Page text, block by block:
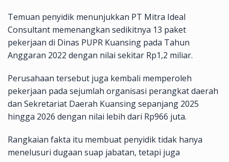
Temuan penyidik menunjukkan PT Mitra Ideal
Consultant memenangkan sedikitnya 13 paket
pekerjaan di Dinas PUPR Kuansing pada Tahun
Anggaran 2022 dengan nilai sekitar Rp1,2 miliar.
Perusahaan tersebut juga kembali memperoleh
pekerjaan pada sejumlah organisasi perangkat daerah
dan Sekretariat Daerah Kuansing sepanjang 2025
hingga 2026 dengan nilai lebih dari Rp966 juta.
Rangkaian fakta itu membuat penyidik tidak hanya
menelusuri dugaan suap jabatan, tetapi juga